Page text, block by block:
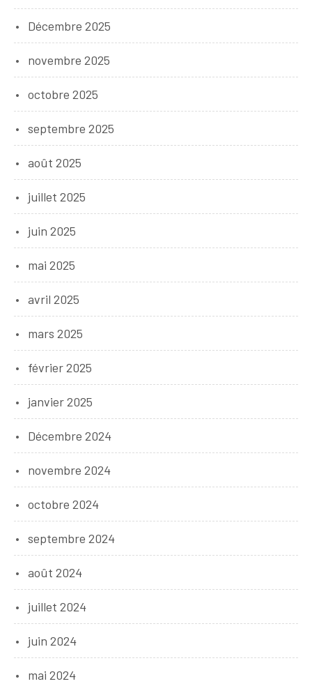
Décembre 2025
novembre 2025
octobre 2025
septembre 2025
août 2025
juillet 2025
juin 2025
mai 2025
avril 2025
mars 2025
février 2025
janvier 2025
Décembre 2024
novembre 2024
octobre 2024
septembre 2024
août 2024
juillet 2024
juin 2024
mai 2024